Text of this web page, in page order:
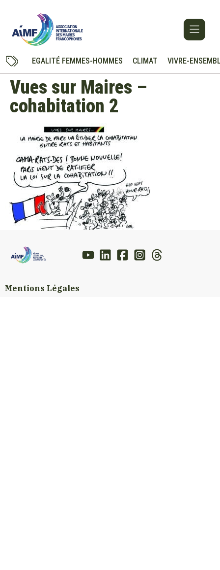
EGALITÉ FEMMES-HOMMES CLIMAT VIVRE-
Vues sur Maires –
cohabitation 2
Mentions Légales